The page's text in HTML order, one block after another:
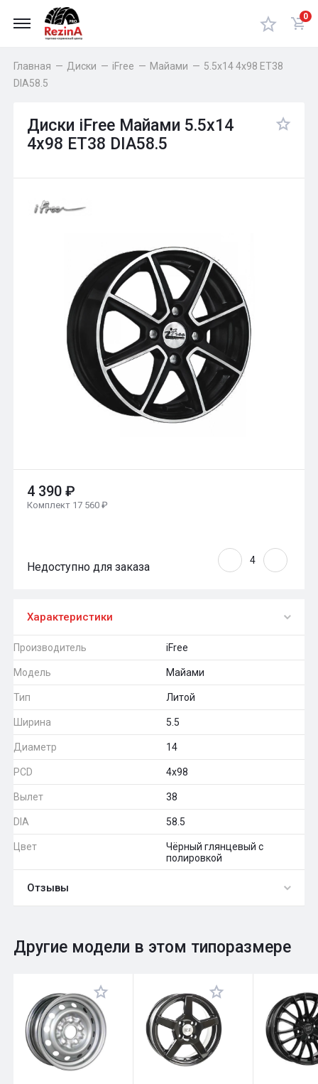
0
Главная — Диски — iFree — Майами — 5.5x14 4x98 ET38
DIA58.5
Диски iFree Майами 5.5x14
4x98 ET38 DIA58.5
4 390 ₽
Комплект 17 560 ₽
Недоступно для заказа
Характеристики
Производитель iFree
Модель Майами
Тип Литой
Ширина 5.5
Диаметр 14
PCD 4x98
Вылет 38
DIA 58.5
Цвет
Чёрный глянцевый с
полировкой
Отзывы
Оставить отзыв
Общий рейтинг 0
Другие модели в этом типоразмере